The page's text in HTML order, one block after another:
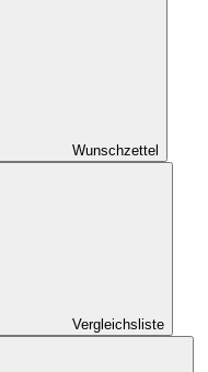
Wunschzettel
Vergleichsliste